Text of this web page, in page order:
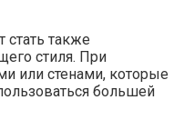
также
стиля. При
или стенами, которые
большей